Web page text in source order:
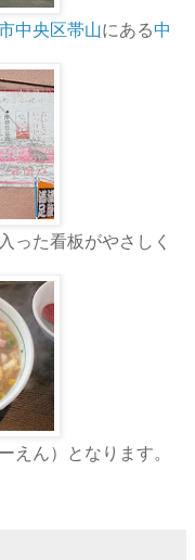
中央区帯山にある中
た看板がやさしく
えん）となります。